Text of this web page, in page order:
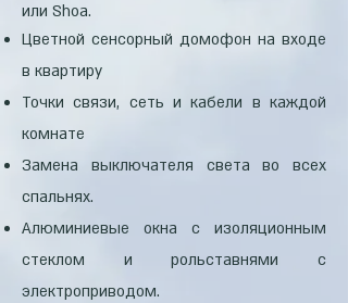
или Shoa.
Цветной сенсорный домофон на входе
в квартиру
Точки связи, сеть и кабели в каждой
комнате
Замена выключателя света во всех
спальнях.
Алюминиевые окна с изоляционным
стеклом и рольставнями с
электроприводом.